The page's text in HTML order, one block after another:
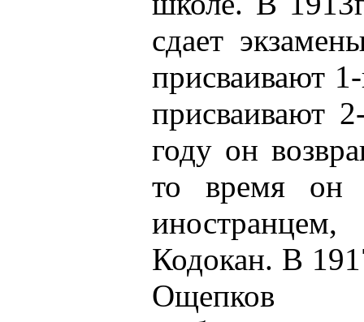
сдает
присваивают
присваивают
году он
то время он
Кодокан. В
Ощепков